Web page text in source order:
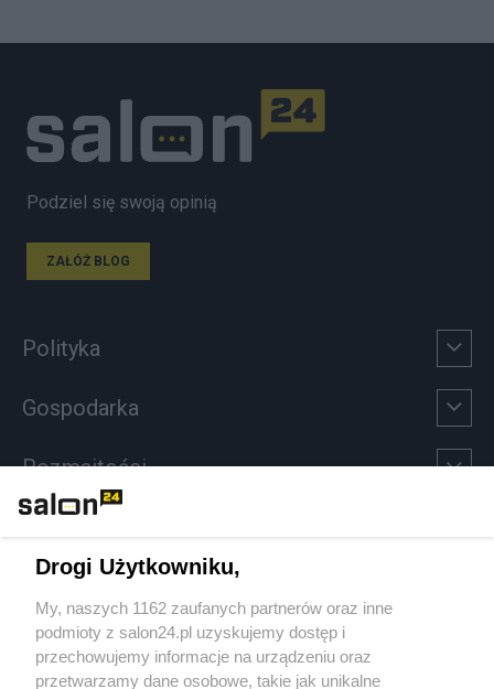
Podziel się swoją opinią
ZAŁÓŻ BLOG
Polityka
Gospodarka
Rozmaitości
Sport
Społeczeństwo
Drogi Użytkowniku,
My, naszych 1162 zaufanych partnerów oraz inne
podmioty z salon24.pl uzyskujemy dostęp i
przechowujemy informacje na urządzeniu oraz
przetwarzamy dane osobowe, takie jak unikalne